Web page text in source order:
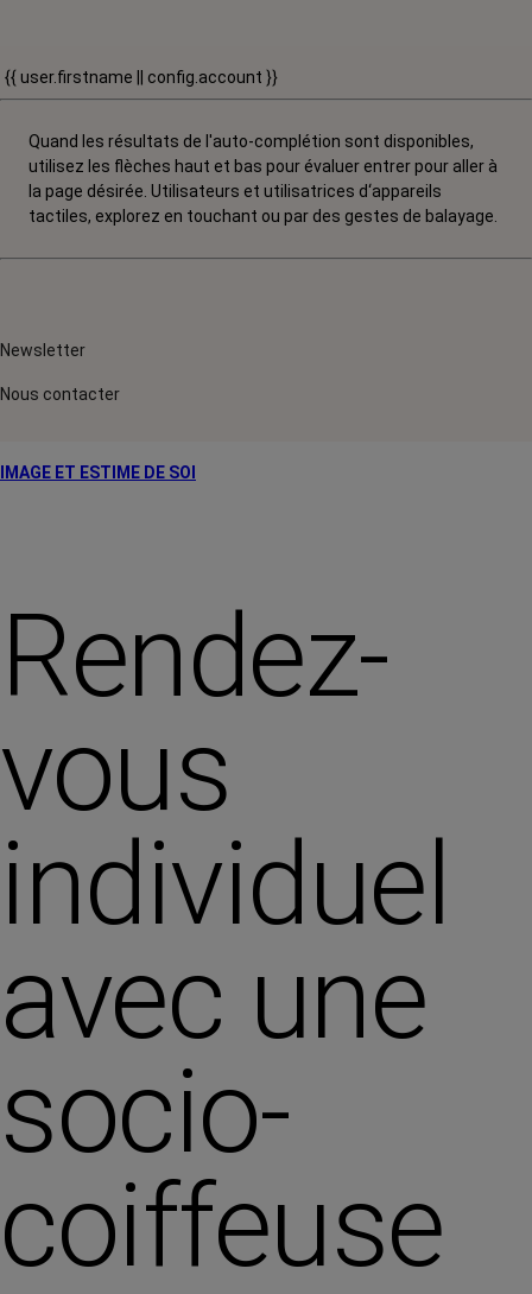
{{ user.firstname || config.account }}
Quand les résultats de l'auto-complétion sont disponibles,
utilisez les flèches haut et bas pour évaluer entrer pour aller à
la page désirée. Utilisateurs et utilisatrices d‘appareils
tactiles, explorez en touchant ou par des gestes de balayage.
Newsletter
Nous contacter
IMAGE ET ESTIME DE SOI
Rendez-
vous
individuel
avec une
socio-
coiffeuse